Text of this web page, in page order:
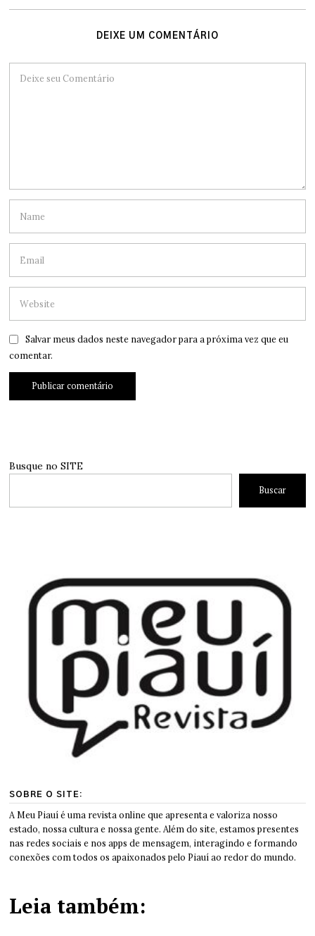
DEIXE UM COMENTÁRIO
Salvar meus dados neste navegador para a próxima vez que eu
comentar.
Busque no SITE
Buscar
SOBRE O SITE:
A Meu Piauí é uma revista online que apresenta e valoriza nosso
estado, nossa cultura e nossa gente. Além do site, estamos presentes
nas redes sociais e nos apps de mensagem, interagindo e formando
conexões com todos os apaixonados pelo Piauí ao redor do mundo.
Leia também: